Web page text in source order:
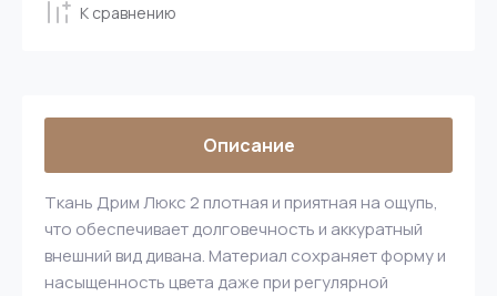
К сравнению
Описание
Ткань Дрим Люкс 2 плотная и приятная на ощупь,
что обеспечивает долговечность и аккуратный
внешний вид дивана. Материал сохраняет форму и
насыщенность цвета даже при регулярной